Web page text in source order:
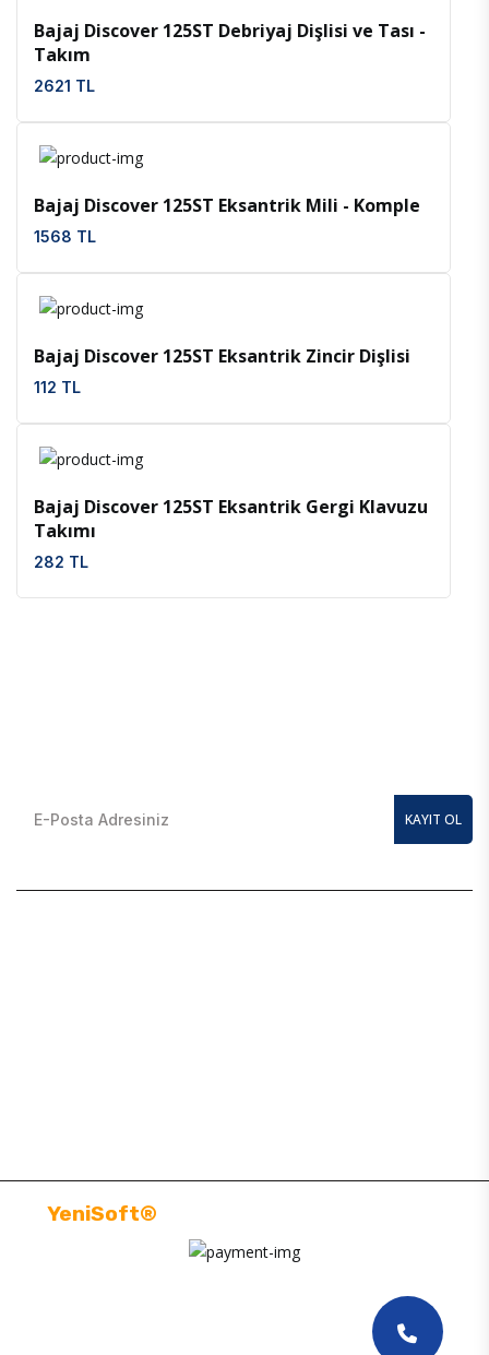
Bajaj Discover 125ST Debriyaj Dişlisi ve Tası -
Takım
2621 TL
Bajaj Discover 125ST Eksantrik Mili - Komple
1568 TL
Bajaj Discover 125ST Eksantrik Zincir Dişlisi
112 TL
Bajaj Discover 125ST Eksantrik Gergi Klavuzu
Takımı
282 TL
KAYIT OL
YeniSoft®